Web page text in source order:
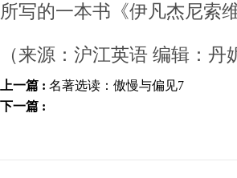
所写的一本书《伊凡杰尼索
（来源：沪江英语 编辑：丹
上一篇 : 名著选读：傲慢与偏见7
下一篇 :